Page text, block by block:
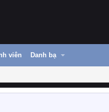
viên Danh bạ